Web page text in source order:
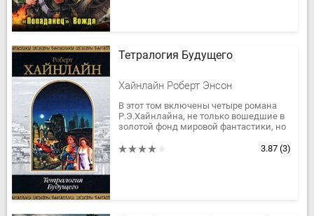
Тетралогия Будущего
Хайнлайн Роберт Энсон
В этот том включены четыре романа
Р.Э.Хайнлайна, не только вошедшие в
золотой фонд мировой фантастики, но
литературы.
3.87 (3)